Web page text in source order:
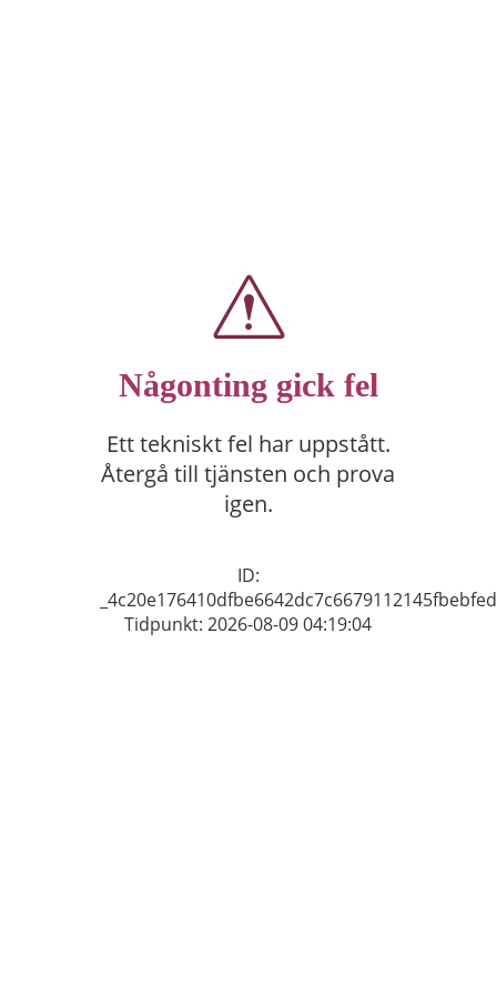
Någonting gick fel
Ett tekniskt fel har uppstått.
Återgå till tjänsten och prova
igen.
ID:
_4c20e176410dfbe6642dc7c6679112145fbebfed
Tidpunkt: 2026-08-09 04:19:04